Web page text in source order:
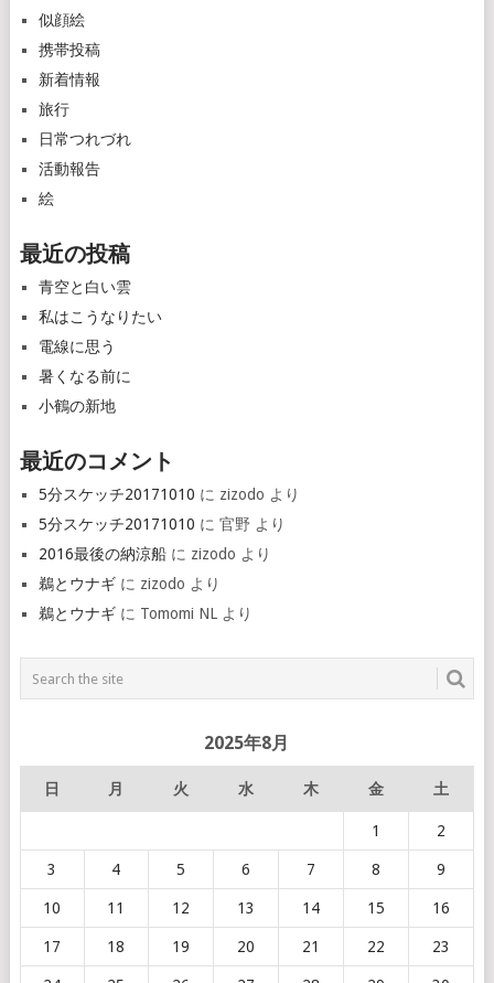
似顔絵
携帯投稿
新着情報
旅行
日常つれづれ
活動報告
絵
最近の投稿
青空と白い雲
私はこうなりたい
電線に思う
暑くなる前に
小鶴の新地
最近のコメント
5分スケッチ20171010 に zizodo より
5分スケッチ20171010 に 官野 より
2016最後の納涼船に zizodo より
鵜とウナギに zizodo より
鵜とウナギに Tomomi NLより
2025年8月
日 月 火 水 木 金 土
1 2
3 4 5 6 7 8 9
10 11 12 13 14 15 16
17 18 19 20 21 22 23